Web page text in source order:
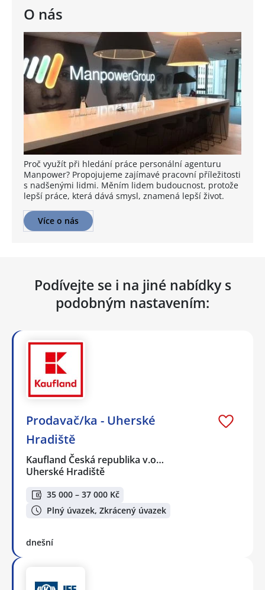
O nás
Proč využít při hledání práce personální agenturu
Manpower? Propojujeme zajímavé pracovní příležitosti
s nadšenými lidmi. Měním lidem budoucnost, protože
lepší práce, která dává smysl, znamená lepší život.
Více o nás
Podívejte se i na jiné nabídky s
podobným nastavením:
Prodavač/ka - Uherské
Hradiště
Kaufland Česká republika v.o…
Uherské Hradiště
35 000 – 37 000 Kč
Plný úvazek, Zkrácený úvazek
dnešní